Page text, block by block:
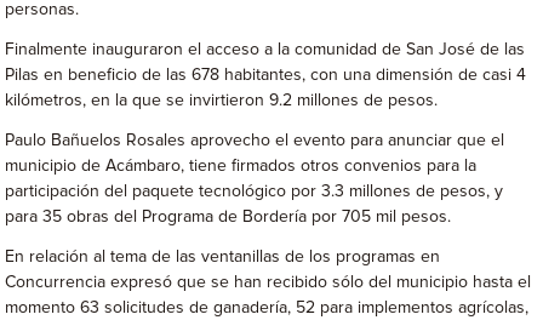
personas.
Finalmente inauguraron el acceso a la comunidad de San José de las
Pilas en beneficio de las 678 habitantes, con una dimensión de casi 4
kilómetros, en la que se invirtieron 9.2 millones de pesos.
Paulo Bañuelos Rosales aprovecho el evento para anunciar que el
municipio de Acámbaro, tiene firmados otros convenios para la
participación del paquete tecnológico por 3.3 millones de pesos, y
para 35 obras del Programa de Bordería por 705 mil pesos.
En relación al tema de las ventanillas de los programas en
Concurrencia expresó que se han recibido sólo del municipio hasta el
momento 63 solicitudes de ganadería, 52 para implementos agrícolas,